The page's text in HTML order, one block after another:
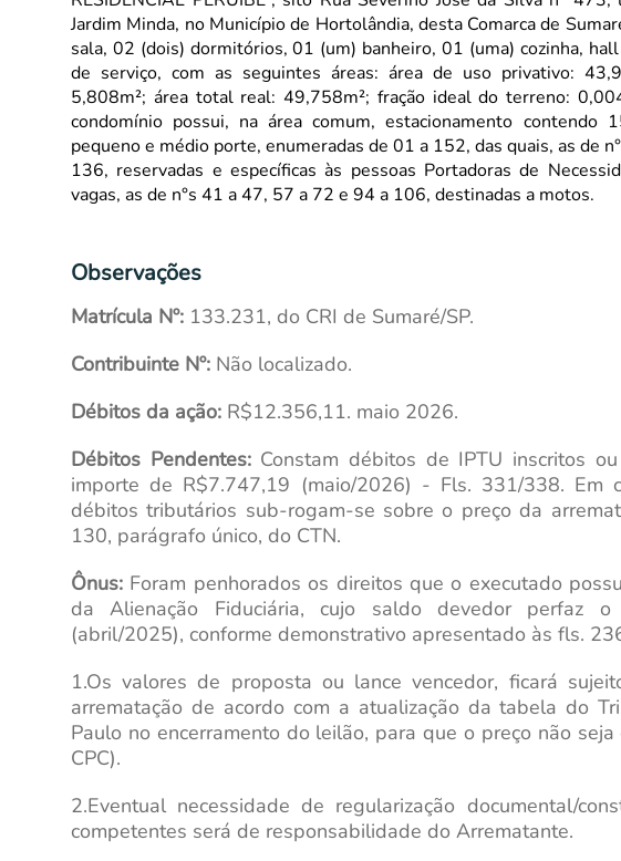
Jardim Minda, no Município de Hortolândia, desta Comarca de
sala, 02 (dois) dormitórios, 01 (um) banheiro, 01 (uma) cozinha,
de serviço, com as seguintes áreas: área de uso privativo:
5,808m²; área total real: 49,758m²; fração ideal do terreno:
condomínio possui, na área comum, estacionamento contendo
pequeno e médio porte, enumeradas de 01 a 152, das quais, as de
136, reservadas e específicas às pessoas Portadoras de
vagas, as de n°s 41 a 47, 57 a 72 e 94 a 106, destinadas a motos.
Observações
Matrícula Nº: 133.231, do CRI de Sumaré/SP.
Contribuinte Nº: Não localizado.
Débitos da ação: R$12.356,11. maio 2026.
Débitos Pendentes: Constam débitos de IPTU inscritos
importe de R$7.747,19 (maio/2026) - Fls. 331/338. Em
débitos tributários sub-rogam-se sobre o preço da
130, parágrafo único, do CTN.
Ônus: Foram penhorados os direitos que o executado
da Alienação Fiduciária, cujo saldo devedor perfaz
(abril/2025), conforme demonstrativo apresentado às fls.
1.Os valores de proposta ou lance vencedor, ficará
arrematação de acordo com a atualização da tabela do
Paulo no encerramento do leilão, para que o preço não
CPC).
2.Eventual necessidade de regularização documental/
competentes será de responsabilidade do Arrematante.